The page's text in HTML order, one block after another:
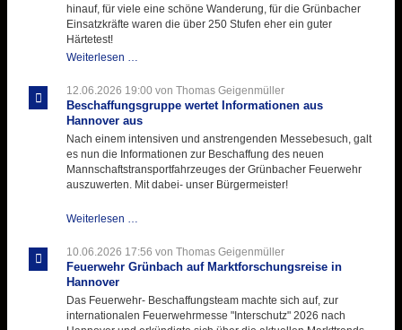
hinauf, für viele eine schöne Wanderung, für die Grünbacher
Einsatzkräfte waren die über 250 Stufen eher ein guter
Härtetest!
Weiterlesen …
ihre
Hitzebelastung
12.06.2026 19:00 von Thomas Geigenmüller
Beschaffungsgruppe wertet Informationen aus
Hannover aus
Nach einem intensiven und anstrengenden Messebesuch, galt
es nun die Informationen zur Beschaffung des neuen
Mannschaftstransportfahrzeuges der Grünbacher Feuerwehr
auszuwerten. Mit dabei- unser Bürgermeister!
Weiterlesen …
Informationen
aus
10.06.2026 17:56 von Thomas Geigenmüller
Feuerwehr Grünbach auf Marktforschungsreise in
Hannover
Das Feuerwehr- Beschaffungsteam machte sich auf, zur
internationalen Feuerwehrmesse "Interschutz" 2026 nach